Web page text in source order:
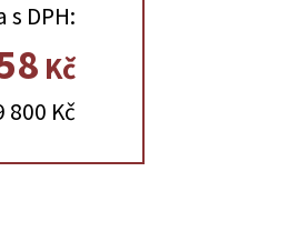
s DPH:
Kč
800 Kč